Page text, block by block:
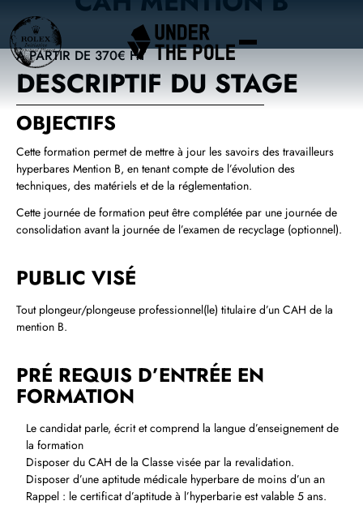
À PARTIR DE 370€ HT
DESCRIPTIF DU STAGE
OBJECTIFS
Cette formation permet de mettre à jour les savoirs des travailleurs
hyperbares Mention B, en tenant compte de l’évolution des
techniques, des matériels et de la réglementation.
Cette journée de formation peut être complétée par une journée de
consolidation avant la journée de l’examen de recyclage (optionnel).
PUBLIC VISÉ
Tout plongeur/plongeuse professionnel(le) titulaire d’un CAH de la
mention B.
PRÉ REQUIS D’ENTRÉE EN
FORMATION
Le candidat parle, écrit et comprend la langue d’enseignement de
la formation
Disposer du CAH de la Classe visée par la revalidation.
Disposer d’une aptitude médicale hyperbare de moins d’un an
Rappel : le certificat d’aptitude à l’hyperbarie est valable 5 ans.